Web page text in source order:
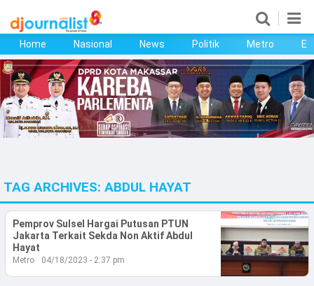
Home
Nasional
News
Metro
Ekonomi
Bisnis
Home Nasional News Politik Metro
TAG ARCHIVES: ABDUL HAYAT
Pemprov Sulsel Hargai Putusan PTUN
Jakarta Terkait Sekda Non Aktif Abdul
Hayat
Metro 04/18/2023 - 2:37 pm